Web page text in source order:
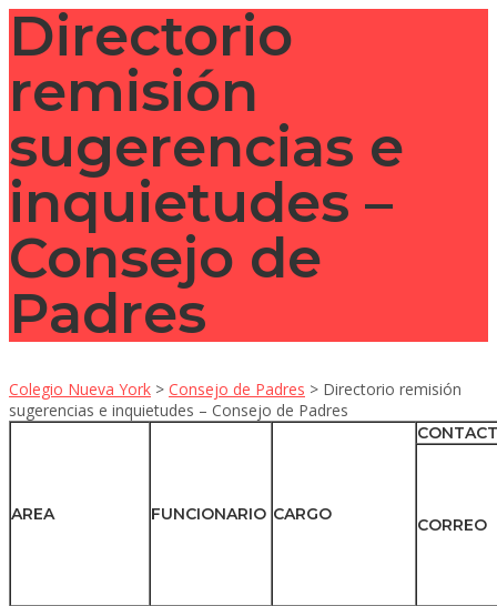
Directorio
remisión
sugerencias e
inquietudes –
Consejo de
Padres
Colegio Nueva York > Consejo de Padres > Directorio remisión
sugerencias e inquietudes – Consejo de Padres
AREA FUNCIONARIO CARGO
CORREO